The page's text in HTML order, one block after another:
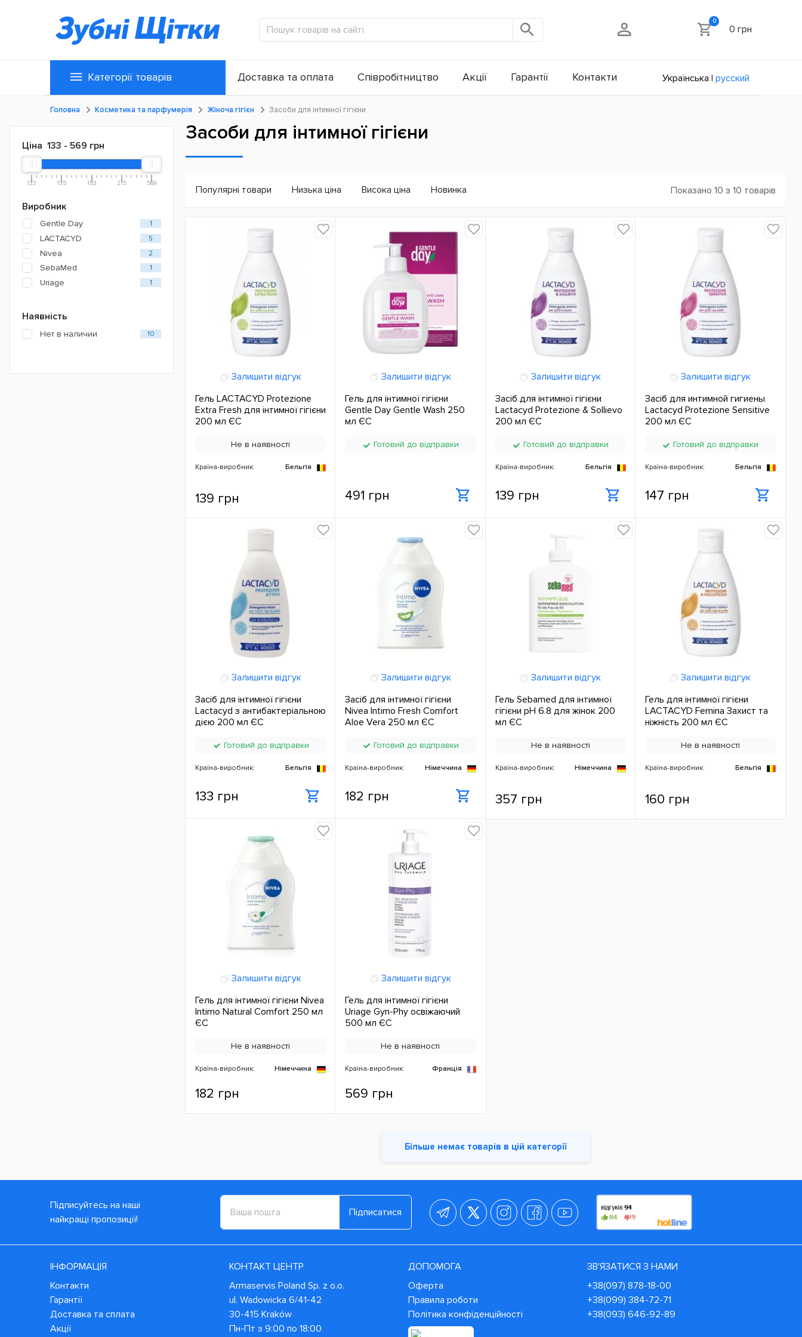
0
0 грн
Категорії товарів Доставка та оплата Співробітництво Акції Гарантії Контакти Українська | русский
Головна Косметика та парфумерія Жіноча гігієн Засоби для інтимної гігієни
Ціна 133 - 569 грн
133 135 153 215 569
Виробник
Gentle Day 1
LACTACYD 5
Nivea 2
SebaMed 1
Uriage 1
Наявність
Нет в наличии 10
Засоби для інтимної гігієни
Популярні товари Низька ціна Висока ціна Новинка Показано 10 з 10 товарів
Залишити відгук
Гель LACTACYD Protezione
Extra Fresh для інтимної гігієни
200 мл ЄС
Не в наявності
Країна-виробник: Бельгія
139 грн
Залишити відгук
Гель для інтимної гігієни
Gentle Day Gentle Wash 250
мл ЄС
Готовий до відправки
491 грн
Залишити відгук
Засіб для інтимної гігієни
Lactacyd Protezione & Sollievo
200 мл ЄС
Готовий до відправки
Країна-виробник: Бельгія
139 грн
Залишити відгук
Засіб для интимной гигиены
Lactacyd Protezione Sensitive
200 мл ЄС
Готовий до відправки
Країна-виробник: Бельгія
147 грн
Залишити відгук
Засіб для інтимної гігієни
Lactacyd з антибактеріальною
дією 200 мл ЄС
Готовий до відправки
Країна-виробник: Бельгія
133 грн
Залишити відгук
Засіб для інтимної гігієни
Nivea Intimo Fresh Comfort
Aloe Vera 250 мл ЄС
Готовий до відправки
Країна-виробник: Німеччина
182 грн
Залишити відгук
Гель Sebamed для інтимної
гігієни pH 6.8 для жінок 200
мл ЄС
Не в наявності
Країна-виробник: Німеччина
357 грн
Залишити відгук
Гель для інтимної гігієни
LACTACYD Femina Захист та
ніжність 200 мл ЄС
Не в наявності
Країна-виробник: Бельгія
160 грн
Залишити відгук
Гель для інтимної гігієни Nivea
Intimo Natural Comfort 250 мл
ЄС
Не в наявності
Країна-виробник: Німеччина
182 грн
Залишити відгук
Гель для інтимної гігієни
Uriage Gyn-Phy освіжаючий
500 мл ЄС
Не в наявності
Країна-виробник: Франція
569 грн
Більше немає товарів в цій категорії
Підписуйтесь на наші
найкращі пропозиції!
Підписатися
ІНФОРМАЦІЯ
Контакти
Гарантії
Доставка та сплата
Акції
КОНТАКТ ЦЕНТР
Armaservis Poland Sp. z o.o.
ul. Wadowicka 6/41-42
30-415 Kraków
Пн-Пт з 9:00 по 18:00
ДОПОМОГА
Оферта
Правила роботи
Політика конфіденційності
ЗВ'ЯЗАТИСЯ З НАМИ
+38(097) 878-18-00
+38(099) 384-72-71
+38(093) 646-92-89